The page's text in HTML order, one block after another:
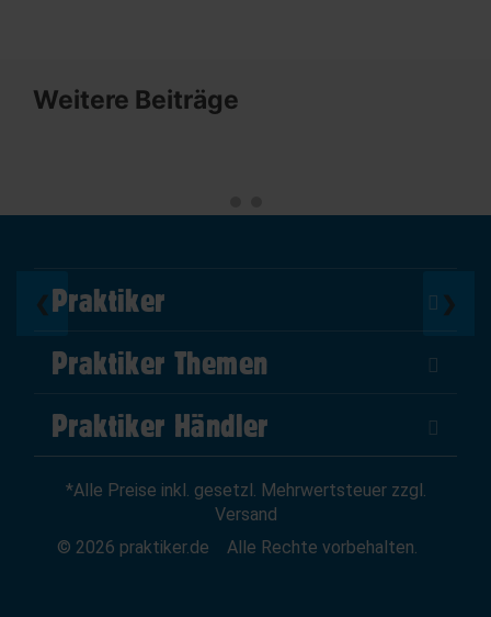
Weitere Beiträge
❮ ❯
Praktiker
Über Uns
Impressum
AGB
Widerrufsrecht
Praktiker Themen
DIY Helden
Marktplatz
News
Praktiker Händler
Zum Händler-Login
Affiliate Partnerprogramm
*Alle Preise inkl. gesetzl. Mehrwertsteuer zzgl.
Versand
© 2026 praktiker.de
Alle Rechte vorbehalten.